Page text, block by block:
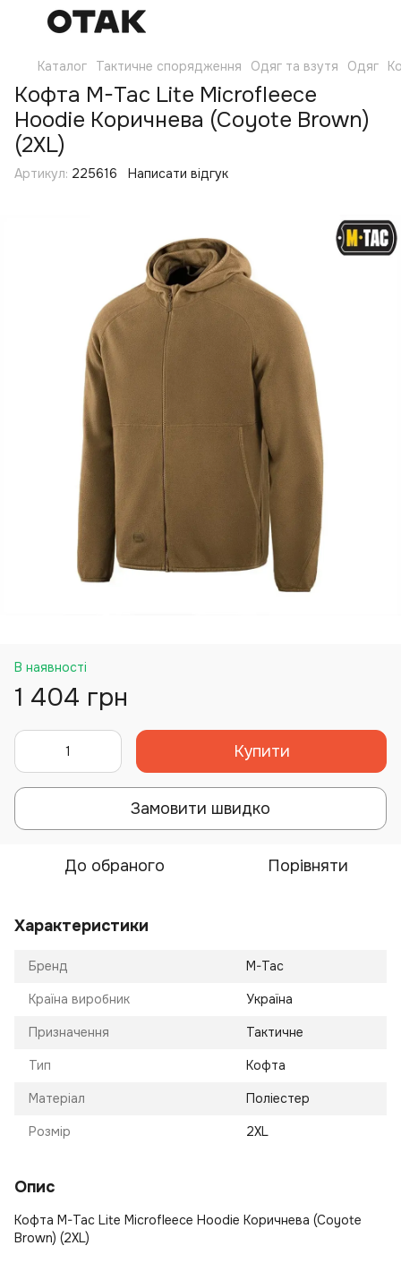
Каталог Тактичне спорядження Одяг та взутя Одяг
Кофта M-Tac Lite Microfleece
Hoodie Коричнева (Coyote Brown)
(2XL)
Артикул: 225616 Написати відгук
В наявності
1 404 грн
Купити
Замовити швидко
До обраного Порівняти
Характеристики
Бренд M-Tac
Країна виробник Україна
Призначення Тактичне
Тип Кофта
Матеріал Поліестер
Розмір 2XL
Опис
Кофта M-Tac Lite Microfleece Hoodie Коричнева (Coyote
Brown) (2XL)